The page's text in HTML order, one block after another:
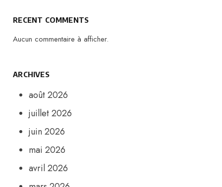
RECENT COMMENTS
Aucun commentaire à afficher.
ARCHIVES
août 2026
juillet 2026
juin 2026
mai 2026
avril 2026